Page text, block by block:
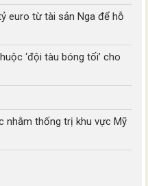
euro từ tài sản Nga để hỗ
‘đội tàu bóng tối’ cho
nhằm thống trị khu vực Mỹ